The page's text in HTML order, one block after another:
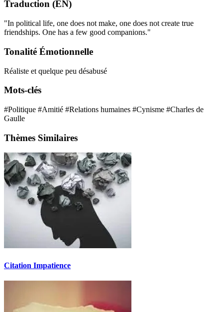
Traduction (EN)
"In political life, one does not make, one does not create true
friendships. One has a few good companions."
Tonalité Émotionnelle
Réaliste et quelque peu désabusé
Mots-clés
#Politique #Amitié #Relations humaines #Cynisme #Charles de
Gaulle
Thèmes Similaires
Citation Impatience